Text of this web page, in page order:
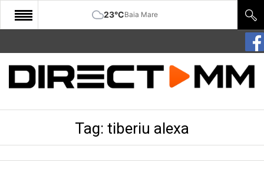
23°CBaia Mare
START
COMUNITATE
Tag: tiberiu alexa